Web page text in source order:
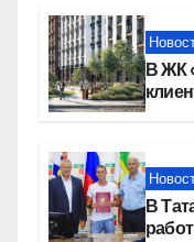
В ЖК
В